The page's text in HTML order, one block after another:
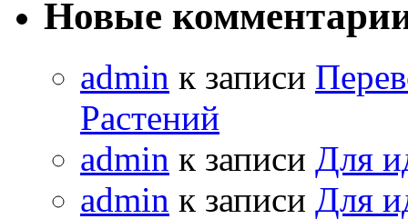
Новые
admin к записи
Растений
admin к записи Для
admin к записи Для